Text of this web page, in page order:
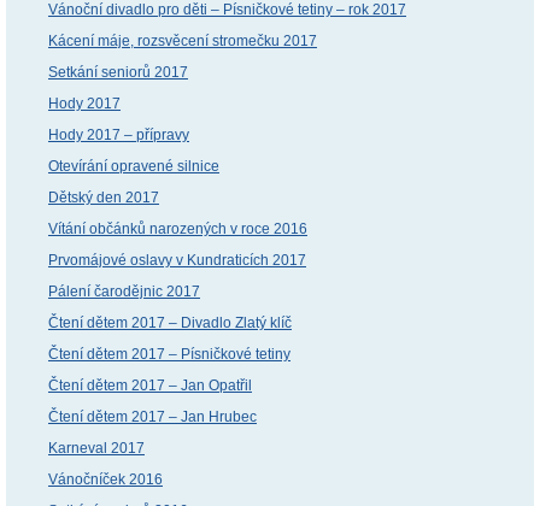
Vánoční divadlo pro děti – Písničkové tetiny – rok 2017
Kácení máje, rozsvěcení stromečku 2017
Setkání seniorů 2017
Hody 2017
Hody 2017 – přípravy
Otevírání opravené silnice
Dětský den 2017
Vítání občánků narozených v roce 2016
Prvomájové oslavy v Kundraticích 2017
Pálení čarodějnic 2017
Čtení dětem 2017 – Divadlo Zlatý klíč
Čtení dětem 2017 – Písničkové tetiny
Čtení dětem 2017 – Jan Opatřil
Čtení dětem 2017 – Jan Hrubec
Karneval 2017
Vánočníček 2016